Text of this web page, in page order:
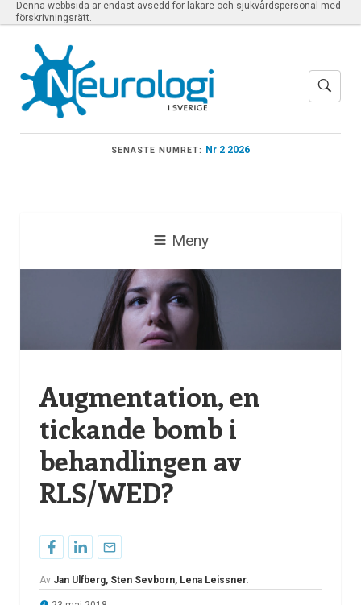
Denna webbsida är endast avsedd för läkare och sjukvårdspersonal med
förskrivningsrätt.
SENASTE NUMRET: Nr 2 2026
Meny
Augmentation, en
tickande bomb i
behandlingen av
RLS/WED?
Av Jan Ulfberg, Sten Sevborn, Lena Leissner.